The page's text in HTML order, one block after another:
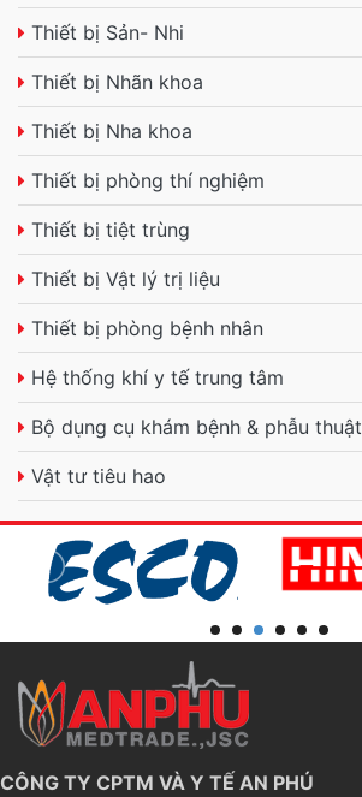
Thiết bị Sản- Nhi
Thiết bị Nhãn khoa
Thiết bị Nha khoa
Thiết bị phòng thí nghiệm
Thiết bị tiệt trùng
Thiết bị Vật lý trị liệu
Thiết bị phòng bệnh nhân
Hệ thống khí y tế trung tâm
Bộ dụng cụ khám bệnh & phẫu thuật
Vật tư tiêu hao
CÔNG TY CPTM VÀ Y TẾ AN PHÚ